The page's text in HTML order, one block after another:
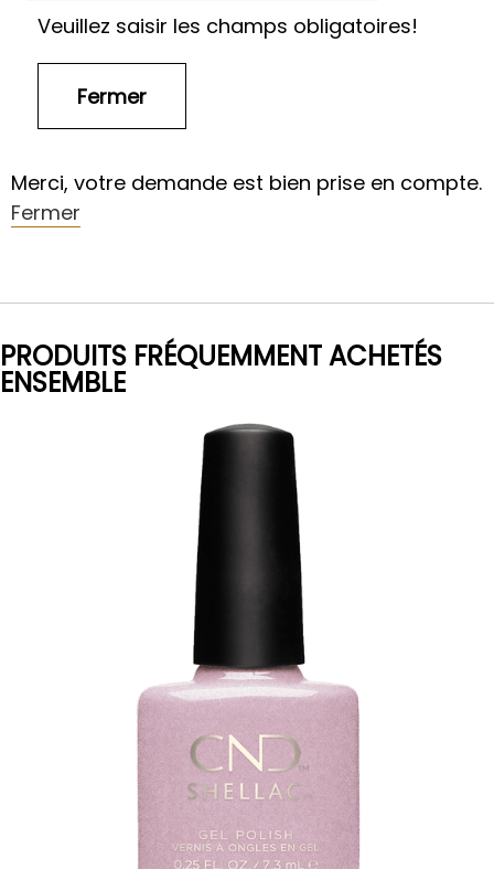
Veuillez saisir les champs obligatoires!
Merci, votre demande est bien prise en compte.
Fermer
PRODUITS FRÉQUEMMENT ACHETÉS
ENSEMBLE